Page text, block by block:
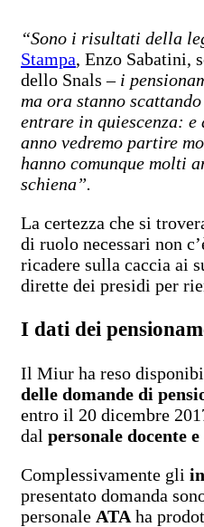
“Sono i risultati della
Stampa, Enzo Sabatini,
dello Snals –i
ma ora stanno
entrare in quiescenza:
anno vedremo partire
hanno comunque molti
schiena”.
La certezza che si
di ruolo necessari non
ricadere sulla caccia ai
dirette dei presidi per
I dati dei
Il Miur ha reso
delle domande di
entro il 20 dicembre
dal personale docente
Complessivamente gli
presentato domanda
personale ATA ha